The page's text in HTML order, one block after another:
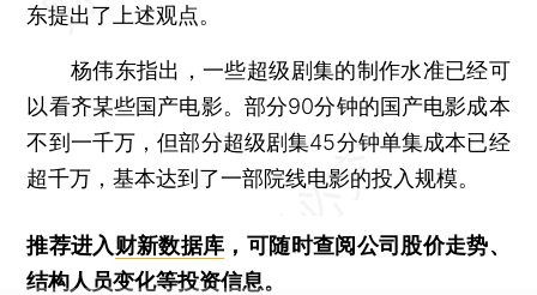
东提出了上述观点。
杨伟东指出，一些超级剧集的制作水准已经可
以看齐某些国产电影。部分90分钟的国产电影成本
不到一千万，但部分超级剧集45分钟单集成本已经
超千万，基本达到了一部院线电影的投入规模。
推荐进入财新数据库 ，可随时查阅公司股价走势、
结构人员变化等投资信息。